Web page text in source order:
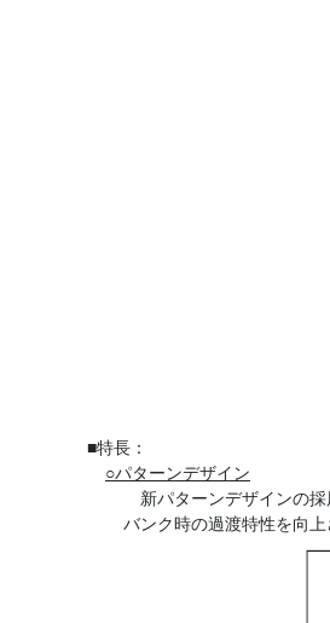
■特長：
○パターンデザイン
新パターンデザインの採
バンク時の過渡特性を向